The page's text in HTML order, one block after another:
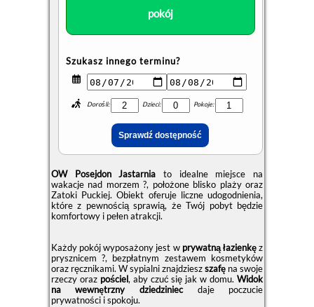
pokój
Szukasz innego terminu?
Dorośli: Dzieci: Pokoje:
OW Posejdon Jastarnia to idealne miejsce na
wakacje nad morzem ?, położone blisko plaży oraz
Zatoki Puckiej. Obiekt oferuje liczne udogodnienia,
które z pewnością sprawią, że Twój pobyt będzie
komfortowy i pełen atrakcji.
Każdy pokój wyposażony jest w prywatną łazienkęz
prysznicem ?, bezpłatnym zestawem kosmetyków
oraz ręcznikami. W sypialni znajdzieszszafę na swoje
rzeczy oraz pościel, aby czuć się jak w domu.Widok
na wewnętrzny dziedziniecdaje poczucie
prywatności i spokoju.